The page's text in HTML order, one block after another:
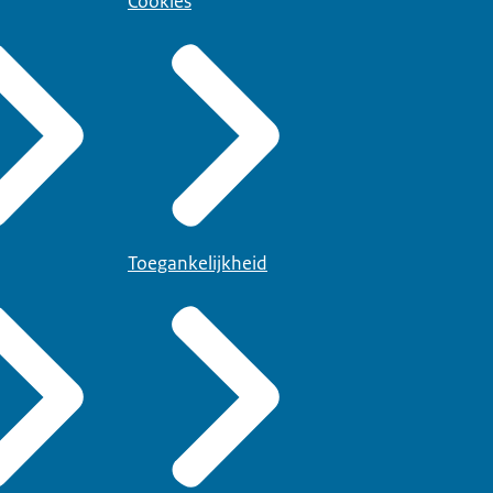
Toegankelijkheid